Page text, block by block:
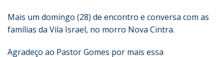
Mais um domingo (28) de encontro e conversa com as
famílias da Vila Israel, no morro Nova Cintra.
Agradeço ao Pastor Gomes por mais essa